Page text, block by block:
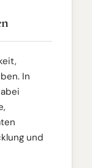
In
und